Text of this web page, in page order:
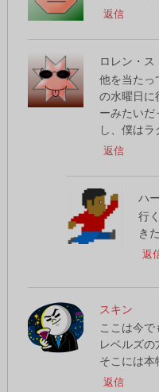
返信
ロレン・ス
他を当たっ
の水曜日に
ーみたいだ
し、僕はラ
返信
ハ
行
き
返
スキン
ここは今
レベルズ
そこには本
返信